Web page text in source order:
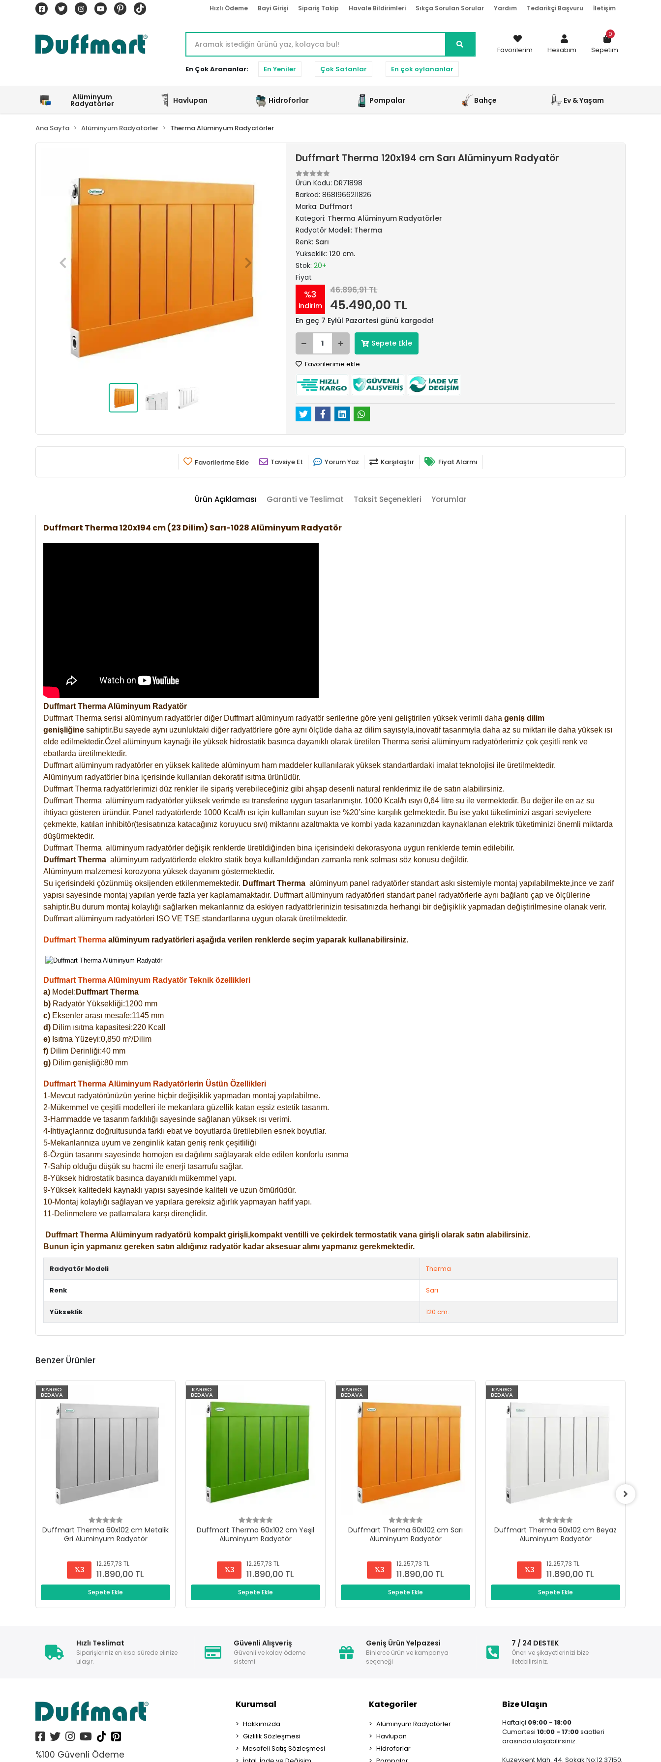
Hızlı Ödeme Bayi Girişi Sipariş Takip Havale Bildirimleri Sıkça Sorulan Sorular Yardım Tedarikçi Başvuru İletişim
En Çok Arananlar: En Yeniler Çok Satanlar En çok oylananlar
Favorilerim Hesabım Sepetim
0
Alüminyum
Radyatörler Havlupan Hidroforlar Pompalar Bahçe Ev & Yaşam
Ana Sayfa Alüminyum Radyatörler Therma Alüminyum Radyatörler
Duffmart Therma 120x194 cm Sarı Alüminyum Radyatör
Ürün Kodu: DR71898
Barkod: 8681966211826
Marka: Duffmart
Kategori: Therma Alüminyum Radyatörler
Radyatör Modeli: Therma
Renk: Sarı
Yükseklik: 120 cm.
Stok: 20+
Fiyat
%3
indirim
46.896,91 TL
45.490,00 TL
En geç 7 Eylül Pazartesi günü kargoda!
Sepete Ekle
Favorilerime ekle
Favorilerime Ekle Tavsiye Et Yorum Yaz Karşılaştır Fiyat Alarmı
Ürün Açıklaması Garanti ve Teslimat Taksit Seçenekleri Yorumlar
Duffmart Therma 120x194 cm (23 Dilim) Sarı-1028 Alüminyum Radyatör
Duffmart Therma Alüminyum Radyatör
Duffmart Therma serisi alüminyum radyatörler diğer Duffmart alüminyum radyatör serilerine göre yeni geliştirilen yüksek verimli daha geniş dilim
genişliğine sahiptir.Bu sayede aynı uzunluktaki diğer radyatörlere göre aynı ölçüde daha az dilim sayısıyla,inovatif tasarımıyla daha az su miktarı ile daha yüksek ısı
elde edilmektedir.Özel alüminyum kaynağı ile yüksek hidrostatik basınca dayanıklı olarak üretilen Therma serisi alüminyum radyatörlerimiz çok çeşitli renk ve
ebatlarda üretilmektedir.
Duffmart alüminyum radyatörler en yüksek kalitede alüminyum ham maddeler kullanılarak yüksek standartlardaki imalat teknolojisi ile üretilmektedir.
Alüminyum radyatörler bina içerisinde kullanılan dekoratif ısıtma ürünüdür.
Duffmart Therma radyatörlerimizi düz renkler ile sipariş verebileceğiniz gibi ahşap desenli natural renklerimiz ile de satın alabilirsiniz.
Duffmart Therma alüminyum radyatörler yüksek verimde ısı transferine uygun tasarlanmıştır. 1000 Kcal/h ısıyı 0,64 litre su ile vermektedir. Bu değer ile en az su
ihtiyacı gösteren üründür. Panel radyatörlerde 1000 Kcal/h ısı için kullanılan suyun ise %20’sine karşılık gelmektedir. Bu ise yakıt tüketiminizi asgari seviyelere
çekmekte, katılan inhibitör(tesisatınıza katacağınız koruyucu sıvı) miktarını azaltmakta ve kombi yada kazanınızdan kaynaklanan elektrik tüketiminizi önemli miktarda
düşürmektedir.
Duffmart Therma alüminyum radyatörler değişik renklerde üretildiğinden bina içerisindeki dekorasyona uygun renklerde temin edilebilir.
Duffmart Therma alüminyum radyatörlerde elektro statik boya kullanıldığından zamanla renk solması söz konusu değildir.
Alüminyum malzemesi korozyona yüksek dayanım göstermektedir.
Su içerisindeki çözünmüş oksijenden etkilenmemektedir. Duffmart Therma alüminyum panel radyatörler standart askı sistemiyle montaj yapılabilmekte,ince ve zarif
yapısı sayesinde montaj yapılan yerde fazla yer kaplamamaktadır. Duffmart alüminyum radyatörleri standart panel radyatörlerle aynı bağlantı çap ve ölçülerine
sahiptir.Bu durum montaj kolaylığı sağlarken mekanlarınız da eskiyen radyatörlerinizin tesisatınızda herhangi bir değişiklik yapmadan değiştirilmesine olanak verir.
Duffmart alüminyum radyatörleri ISO VE TSE standartlarına uygun olarak üretilmektedir.
Duffmart Therma alüminyum radyatörleri aşağıda verilen renklerde seçim yaparak kullanabilirsiniz.
Duffmart Therma Alüminyum Radyatör Teknik özellikleri
a) Model: Duffmart Therma
b) Radyatör Yüksekliği:1200 mm
c) Eksenler arası mesafe:1145 mm
d) Dilim ısıtma kapasitesi:220 Kcall
e) Isıtma Yüzeyi:0,850 m²/Dilim
f) Dilim Derinliği:40 mm
g) Dilim genişliği:80 mm
Duffmart Therma Alüminyum Radyatörlerin Üstün Özellikleri
1-Mevcut radyatörünüzün yerine hiçbir değişiklik yapmadan montaj yapılabilme.
2-Mükemmel ve çeşitli modelleri ile mekanlara güzellik katan eşsiz estetik tasarım.
3-Hammadde ve tasarım farklılığı sayesinde sağlanan yüksek ısı verimi.
4-İhtiyaçlarınız doğrultusunda farklı ebat ve boyutlarda üretilebilen esnek boyutlar.
5-Mekanlarınıza uyum ve zenginlik katan geniş renk çeşitliliği
6-Özgün tasarımı sayesinde homojen ısı dağılımı sağlayarak elde edilen konforlu ısınma
7-Sahip olduğu düşük su hacmi ile enerji tasarrufu sağlar.
8-Yüksek hidrostatik basınca dayanıklı mükemmel yapı.
9-Yüksek kalitedeki kaynaklı yapısı sayesinde kaliteli ve uzun ömürlüdür.
10-Montaj kolaylığı sağlayan ve yapılara gereksiz ağırlık yapmayan hafif yapı.
11-Delinmelere ve patlamalara karşı dirençlidir.
Duffmart Therma Alüminyum radyatörü kompakt girişli,kompakt ventilli ve çekirdek termostatik vana girişli olarak satın alabilirsiniz.
Bunun için yapmanız gereken satın aldığınız radyatör kadar aksesuar alımı yapmanız gerekmektedir.
Radyatör Modeli Therma
Renk Sarı
Yükseklik 120 cm.
Benzer Ürünler
KARGO
BEDAVA
Duffmart Therma 60x102 cm Metalik
Gri Alüminyum Radyatör
%3
12.257,73 TL
11.890,00 TL
Sepete Ekle
KARGO
BEDAVA
Duffmart Therma 60x102 cm Yeşil
Alüminyum Radyatör
%3
12.257,73 TL
11.890,00 TL
Sepete Ekle
KARGO
BEDAVA
Duffmart Therma 60x102 cm Sarı
Alüminyum Radyatör
%3
12.257,73 TL
11.890,00 TL
Sepete Ekle
KARGO
BEDAVA
Duffmart Therma 60x102 cm Beyaz
Alüminyum Radyatör
%3
12.257,73 TL
11.890,00 TL
Sepete Ekle
Hızlı Teslimat
Siparişleriniz en kısa sürede elinize
ulaşır.
Güvenli Alışveriş
Güvenli ve kolay ödeme
sistemi
Geniş Ürün Yelpazesi
Binlerce ürün ve kampanya
seçeneği
7 / 24 DESTEK
Öneri ve şikayetlerinizi bize
iletebilirsiniz.
%100 Güvenli Ödeme
Kurumsal
Hakkımızda
Gizlilik Sözleşmesi
Mesafeli Satış Sözleşmesi
Kategoriler
Alüminyum Radyatörler
Havlupan
Hidroforlar
Bize Ulaşın
Haftaiçi 09:00 - 18:00
Cumartesi 10:00 - 17:00saatleri
arasında ulaşabilirsiniz.
Kuzeykent Mah. 44. Sokak No:12 37150,